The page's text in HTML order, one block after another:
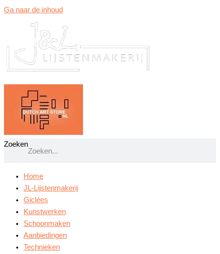
Ga naar de inhoud
Zoeken
Home
JL-Lijstenmakerij
Giclées
Kunstwerken
Schoonmaken
Aanbiedingen
Technieken